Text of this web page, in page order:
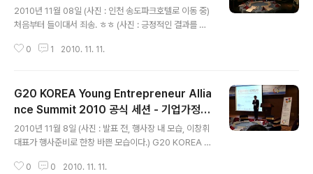
2010년 11월 08일 (사진 : 인천 송도파크호텔로 이동 중)
처음부터 들이대서 죄송. ㅎㅎ (사진 : 긍정적인 결과를 예
았다. ㅋㅋ 발표는 별로 안 좋았지만 결과는 좋았으니까.....
인 윤승현 군) 머쓱한 표정인데, 무슨 상황이였을까?? (사
진 : 무엇을 그리 골똘히 준비하는 건지.) (사진 : 각 국가별
테이블 배치가 세팅되고 난 뒤) (사진 : 각 국가별 테이블 배
치가 세팅되고 난 뒤) (사진 : 각 국가별 테이블 배치가 세팅
되고 난 뒤, 점검 중인 스탭들) (사진 :강원도에서 투자유치
하러 오신 듯 했다..
0 1 2010. 11. 11.
G20 KOREA Young Entrepreneur Allia
nce Summit 2010 공식 세션 - 기업가정신
세계일주
2010년 11월 8일 (사진 : 발표 전, 행사장 내 모습, 이창휘
대표가 행사준비로 한창 바쁜 모습이다.) G20 KOREA Y
로그램으로 [기업가정신 세계일주] 프로젝트 발표를 했다.
0 0 2010. 11. 11.